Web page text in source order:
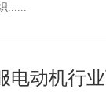
......
电动机行